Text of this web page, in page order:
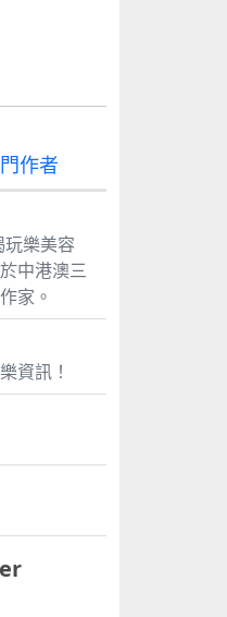
作者
樂美容
中港澳三
家。
資訊！